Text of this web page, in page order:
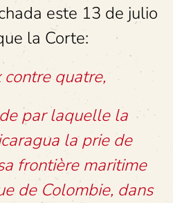
este 13 de julio
la Corte:
contre quatre,
par laquelle la
la prie de
frontière maritime
de Colombie, dans